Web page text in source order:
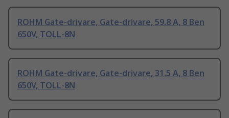
ROHM Gate-drivare, Gate-drivare, 59.8 A, 8 Ben
650V, TOLL-8N
ROHM Gate-drivare, Gate-drivare, 31.5 A, 8 Ben
650V, TOLL-8N